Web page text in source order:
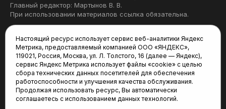
Главный редактор: Мартынов В. В.
При использовании материалов ссылка обязательна.
Редакция:
625035, Тюмень, пр. Геологоразведчиков, 28А
(3452) 68-22-28
tum-arena@mail.ru
Отдел продаж:
Настоящий ресурс использует сервис веб-аналитики Яндекс
Метрика, предоставляемый компанией ООО «ЯНДЕКС»,
119021, Россия, Москва, ул. Л. Толстого, 16 (далее — Яндекс),
сервис Яндекс Метрика использует файлы «cookie» с целью
сбора технических данных посетителей для обеспечения
работоспособности и улучшения качества обслуживания.
Продолжая использовать ресурс, Вы автоматически
соглашаетесь с использованием данных технологий.